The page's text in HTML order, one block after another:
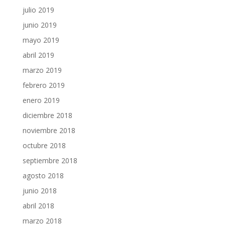
julio 2019
junio 2019
mayo 2019
abril 2019
marzo 2019
febrero 2019
enero 2019
diciembre 2018
noviembre 2018
octubre 2018
septiembre 2018
agosto 2018
junio 2018
abril 2018
marzo 2018